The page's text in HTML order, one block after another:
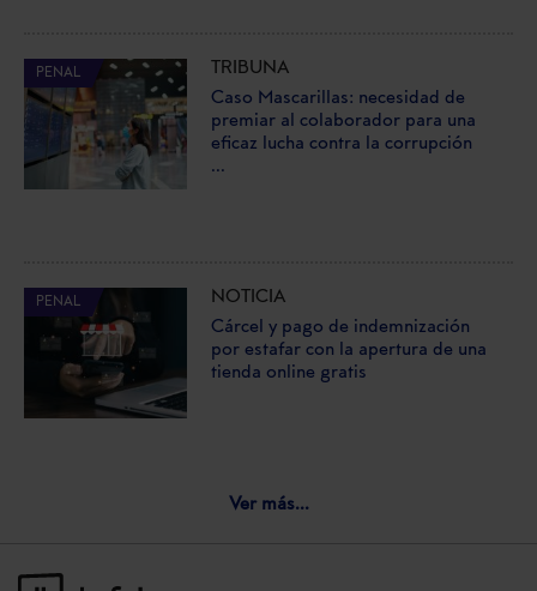
PENAL
TRIBUNA
Caso Mascarillas: necesidad de
premiar al colaborador para una
eficaz lucha contra la corrupción
...
PENAL
NOTICIA
Cárcel y pago de indemnización
por estafar con la apertura de una
tienda online gratis
Ver más...